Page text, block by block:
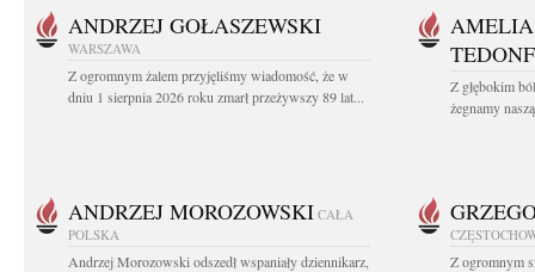
ANDRZEJ GOŁASZEWSKI
WARSZAWA
Z ogromnym żalem przyjęliśmy wiadomość, że w
dniu 1 sierpnia 2026 roku zmarł przeżywszy 89 lat...
Z głębokim
żegnamy
ANDRZEJ MOROZOWSKI CAŁA
POLSKA
Andrzej Morozowski odszedł wspaniały dziennikarz,
Z ogromnym